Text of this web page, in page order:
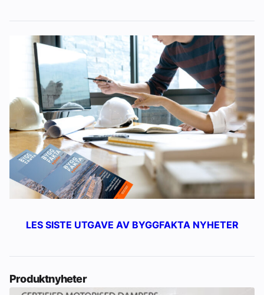
LES SISTE UTGAVE AV BYGGFAKTA NYHETER
Produktnyheter